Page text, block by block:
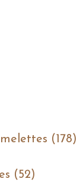
(178)
(52)